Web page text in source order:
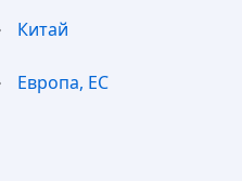
Китай
Европа, ЕС